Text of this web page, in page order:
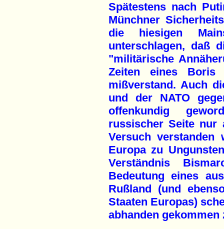
Spätestens nach
Münchner
die hiesigen
unterschlagen, daß
"militärische
Zeiten eines Boris
mißverstand. Auch
und der NATO
offenkundig
russischer Seite nur
Versuch verstanden
Europa zu
Verständnis
Bedeutung eines
Rußland (und
Staaten Europas)
abhanden gekommen